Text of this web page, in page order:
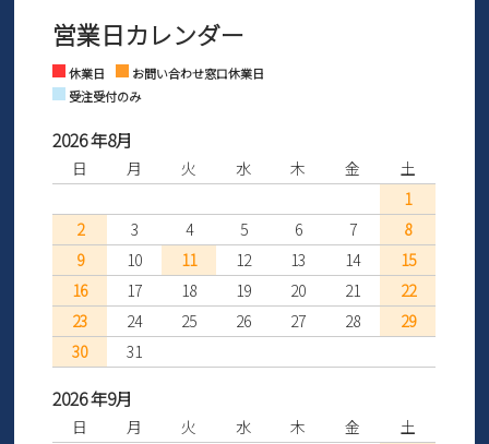
さい。
※土日祝はお問い合わせ窓口休業日となります。
Facebook Instagram
営業日カレンダー
休業日
お問い合わせ窓口休業日
受注受付のみ
2026 年8月
日 月 火 水 木 金
土
1
2
3 4 5 6 7
8
9
10 11 12 13 14
15
16
17 18 19 20 21
22
23
24 25 26 27 28
29
30
31
2026 年9月
日 月 火 水 木 金
土